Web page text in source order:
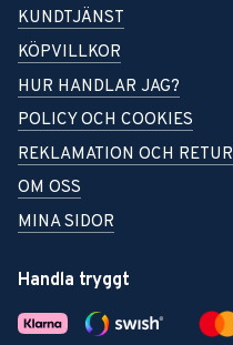
KUNDTJÄNST
KÖPVILLKOR
HUR HANDLAR JAG?
POLICY OCH COOKIES
REKLAMATION OCH RETUR
OM OSS
MINA SIDOR
Handla tryggt